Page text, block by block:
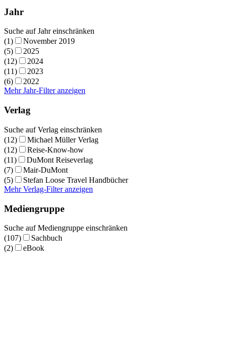
Jahr
Suche auf Jahr einschränken
(1)
November 2019
(5)
2025
(12)
2024
(11)
2023
(6)
2022
Mehr Jahr-Filter anzeigen
Verlag
Suche auf Verlag einschränken
(12)
Michael Müller Verlag
(12)
Reise-Know-how
(11)
DuMont Reiseverlag
(7)
Mair-DuMont
(5)
Stefan Loose Travel Handbücher
Mehr Verlag-Filter anzeigen
Mediengruppe
Suche auf Mediengruppe einschränken
(107)
Sachbuch
(2)
eBook